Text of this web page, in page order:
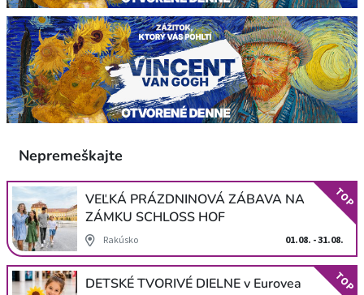
Nepremeškajte
VEĽKÁ PRÁZDNINOVÁ ZÁBAVA NA
ZÁMKU SCHLOSS HOF
Rakúsko 01.08. - 31.08.
TOP
DETSKÉ TVORIVÉ DIELNE v Eurovea TOP